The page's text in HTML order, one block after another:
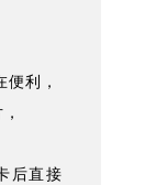
便利，
后直接